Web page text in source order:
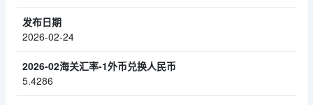
2026-02-24
5.4286